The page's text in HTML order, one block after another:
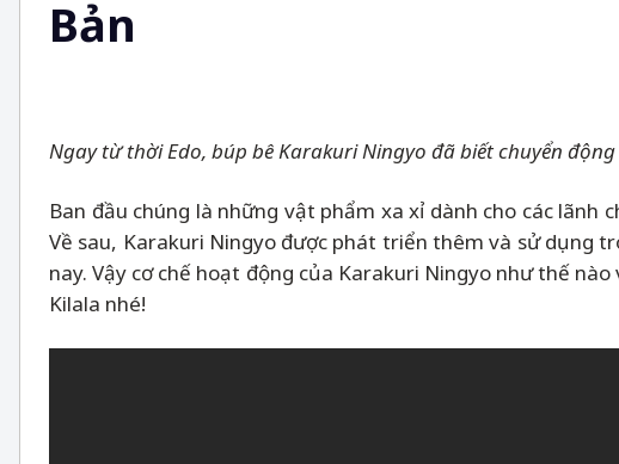
Bản
Ngay từ thời Edo, búp bê Karakuri Ningyo đã biết chuyển
Ban đầu chúng là những vật phẩm xa xỉ dành cho các lãnh
Về sau, Karakuri Ningyo được phát triển thêm và sử dụng
nay. Vậy cơ chế hoạt động của Karakuri Ningyo như thế
Kilala nhé!